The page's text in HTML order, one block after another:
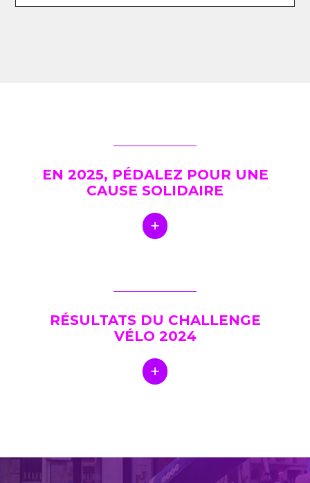
EN 2025, PÉDALEZ POUR UNE
CAUSE SOLIDAIRE
RÉSULTATS DU CHALLENGE
VÉLO 2024